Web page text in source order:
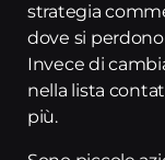
strategia
dove si
Invece di
nella lista
più.